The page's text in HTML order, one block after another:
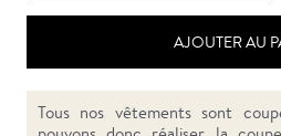
AJOUTER AU
Tous nos vêtements sont